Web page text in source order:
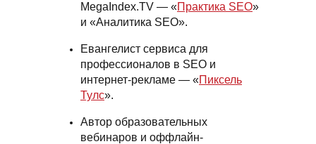
MegaIndex.TV — «Практика SEO»
и «Аналитика SEO».
Евангелист сервиса для
профессионалов в SEO и
интернет-рекламе — «Пиксель
Тулс».
Автор образовательных
вебинаров и оффлайн-